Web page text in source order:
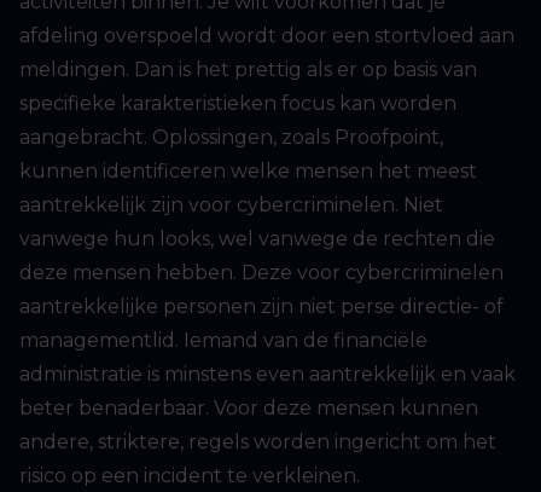
afdeling overspoeld wordt door een stortvloed aan
meldingen. Dan is het prettig als er op basis van
specifieke karakteristieken focus kan worden
aangebracht. Oplossingen, zoals Proofpoint,
kunnen identificeren welke mensen het meest
aantrekkelijk zijn voor cybercriminelen. Niet
vanwege hun looks, wel vanwege de rechten die
deze mensen hebben. Deze voor cybercriminelen
aantrekkelijke personen zijn niet perse directie- of
managementlid. Iemand van de financiële
administratie is minstens even aantrekkelijk en vaak
beter benaderbaar. Voor deze mensen kunnen
andere, striktere, regels worden ingericht om het
risico op een incident te verkleinen.